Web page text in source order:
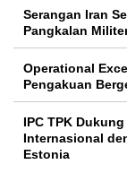
Serangan Iran
Pangkalan
Operational
Pengakuan
IPC TPK
Internasional
Estonia